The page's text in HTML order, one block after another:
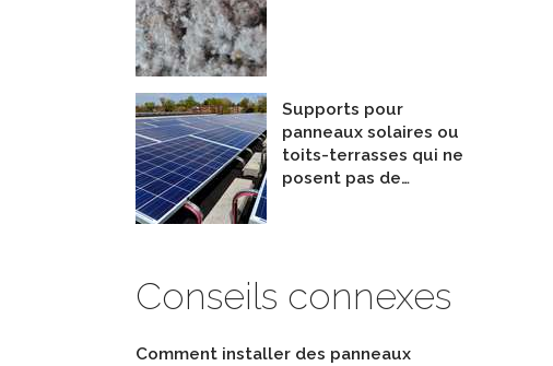
Supports pour
panneaux solaires ou
toits-terrasses qui ne
posent pas de…
Conseils connexes
Comment installer des panneaux